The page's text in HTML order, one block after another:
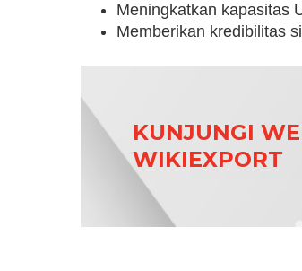
Meningkatkan kapasitas
Memberikan kredibilitas
KUNJUNGI
WIKIEXPORT